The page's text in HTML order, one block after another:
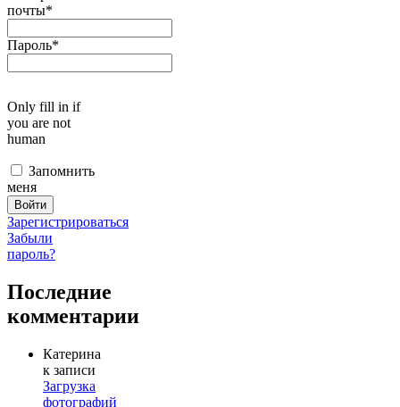
почты*
Пароль*
Only fill in if
you are not
human
Запомнить
меня
Зарегистрироваться
Забыли
пароль?
Последние
комментарии
Катерина
к записи
Загрузка
фотографий